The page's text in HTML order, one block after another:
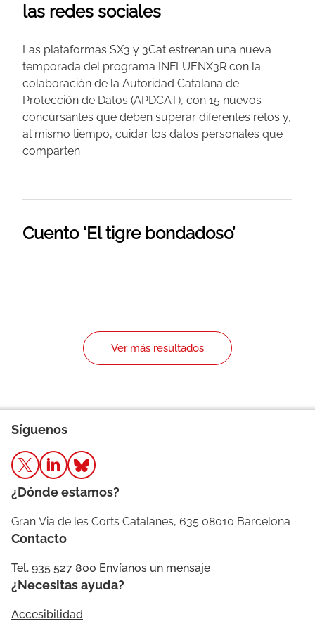
las redes sociales
Las plataformas SX3 y 3Cat estrenan una nueva
temporada del programa INFLUENX3R con la
colaboración de la Autoridad Catalana de
Protección de Datos (APDCAT), con 15 nuevos
concursantes que deben superar diferentes retos y,
al mismo tiempo, cuidar los datos personales que
comparten
Cuento ‘El tigre bondadoso’
Ver más resultados
Síguenos
¿Dónde estamos?
Gran Via de les Corts Catalanes, 635 08010 Barcelona
Contacto
Tel. 935 527 800 Envíanos un mensaje
¿Necesitas ayuda?
Accesibilidad